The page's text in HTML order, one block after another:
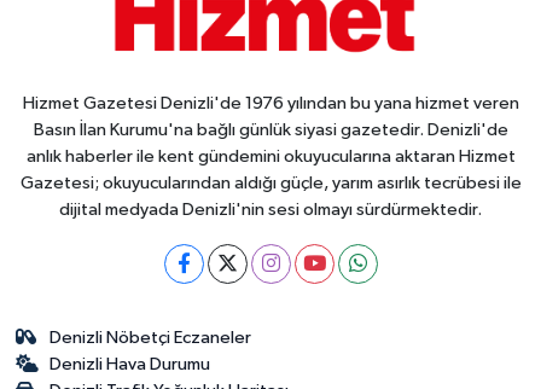
Hizmet Gazetesi Denizli'de 1976 yılından bu yana hizmet veren
Basın İlan Kurumu'na bağlı günlük siyasi gazetedir. Denizli'de
anlık haberler ile kent gündemini okuyucularına aktaran Hizmet
Gazetesi; okuyucularından aldığı güçle, yarım asırlık tecrübesi ile
dijital medyada Denizli'nin sesi olmayı sürdürmektedir.
Denizli Nöbetçi Eczaneler
Denizli Hava Durumu